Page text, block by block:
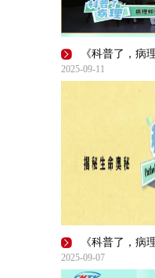
2025-09-11
2025-09-07